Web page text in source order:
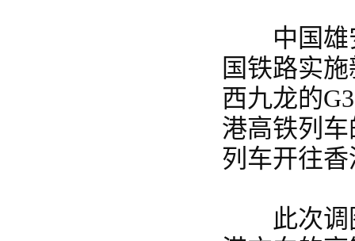
中国雄安
国铁路实
西九龙的
港高铁列
列车开往
此次调图